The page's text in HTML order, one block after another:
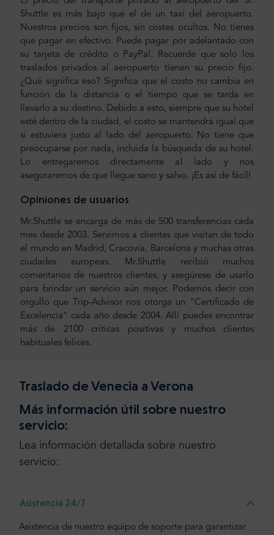
Shuttle es más bajo que el de un taxi del aeropuerto.
Nuestros precios son fijos, sin costes ocultos. No tienes
que pagar en efectivo. Puede pagar por adelantado con
su tarjeta de crédito o PayPal. Recuerde que solo los
traslados privados al aeropuerto tienen su precio fijo.
¿Qué significa eso? Significa que el costo no cambia en
función de la distancia o el tiempo que se tarda en
llevarlo a su destino. Debido a esto, siempre que su hotel
esté dentro de la ciudad, el costo se mantendrá igual que
si estuviera justo al lado del aeropuerto. No tiene que
preocuparse por nada, incluida la búsqueda de su hotel.
Lo entregaremos directamente al lado y nos
aseguraremos de que llegue sano y salvo. ¡Es así de fácil!
Opiniones de usuarios
Mr.Shuttle se encarga de más de 500 transferencias cada
mes desde 2003. Servimos a clientes que visitan de todo
el mundo en Madrid, Cracovia, Barcelona y muchas otras
ciudades europeas. Mr.Shuttle recibió muchos
comentarios de nuestros clientes, y asegúrese de usarlo
para brindar un servicio aún mejor. Podemos decir con
orgullo que Trip-Advisor nos otorga un "Certificado de
Excelencia" cada año desde 2004. Allí puedes encontrar
más de 2100 críticas positivas y muchos clientes
habituales felices.
Traslado de Venecia a Verona
Más información útil sobre nuestro
servicio:
Lea información detallada sobre nuestro
servicio:
Asistencia 24/7
Asistencia de nuestro equipo de soporte para garantizar